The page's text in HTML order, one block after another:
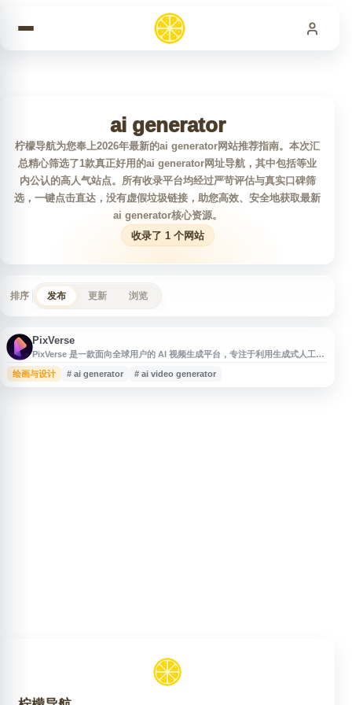
ai generator
柠檬导航为您奉上2026年最新的ai generator网站推荐指南。本次汇
总精心筛选了1款真正好用的ai generator网址导航，其中包括等业
内公认的高人气站点。所有收录平台均经过严苛评估与真实口碑筛
选，一键点击直达，没有虚假垃圾链接，助您高效、安全地获取最新
ai generator核心资源。
收录了 1 个网站
排序 发布 更新 浏览
PixVerse
PixVerse 是一款面向全球用户的 AI 视频生成平台，专注于利用生成式人工智
能技术提升视觉内容创作效率。平台支持通过文本、图像等方式生成视频，适
用于创意短片、社交媒体内容、视觉概念展示等场景。PixVerse 致力于降低
绘画与设计 # ai generator # ai video generator